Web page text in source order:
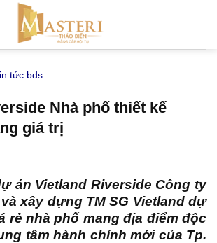
tức bds
Nhà phố thiết kế
giá trị
án Vietland Riverside Công ty
xây dựng TM SG Vietlanddự
rẻ nhà phố mang địa điểm độc
tâm hành chính mới của Tp.